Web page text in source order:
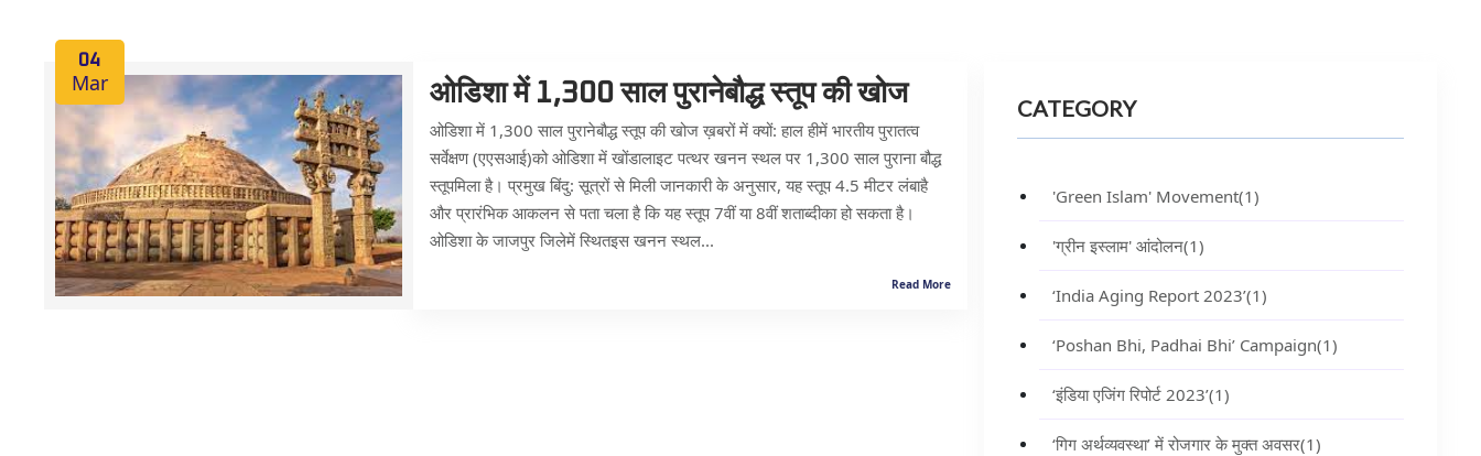
04
Mar ओडिशा में 1,300 साल पुरानेबौद्ध स्तूप की खोज
ओडिशा में 1,300 साल पुरानेबौद्ध स्तूप की खोज ख़बरों में क्यों: हाल हीमें भारतीय पुरातत्व
सर्वेक्षण (एएसआई)को ओडिशा में खोंडालाइट पत्थर खनन स्थल पर 1,300 साल पुराना बौद्ध
स्तूपमिला है। प्रमुख बिंदु: सूत्रों से मिली जानकारी के अनुसार, यह स्तूप 4.5 मीटर लंबाहै
और प्रारंभिक आकलन से पता चला है कि यह स्तूप 7वीं या 8वीं शताब्दीका हो सकता है।
ओडिशा के जाजपुर जिलेमें स्थितइस खनन स्थल...
Read More
CATEGORY
'Green Islam' Movement(1)
'ग्रीन इस्लाम' आंदोलन(1)
‘India Aging Report 2023’(1)
‘Poshan Bhi, Padhai Bhi’ Campaign(1)
‘इंडिया एजिंग रिपोर्ट 2023’(1)
‘गिग अर्थव्यवस्था’ में रोजगार के मुक्त अवसर(1)